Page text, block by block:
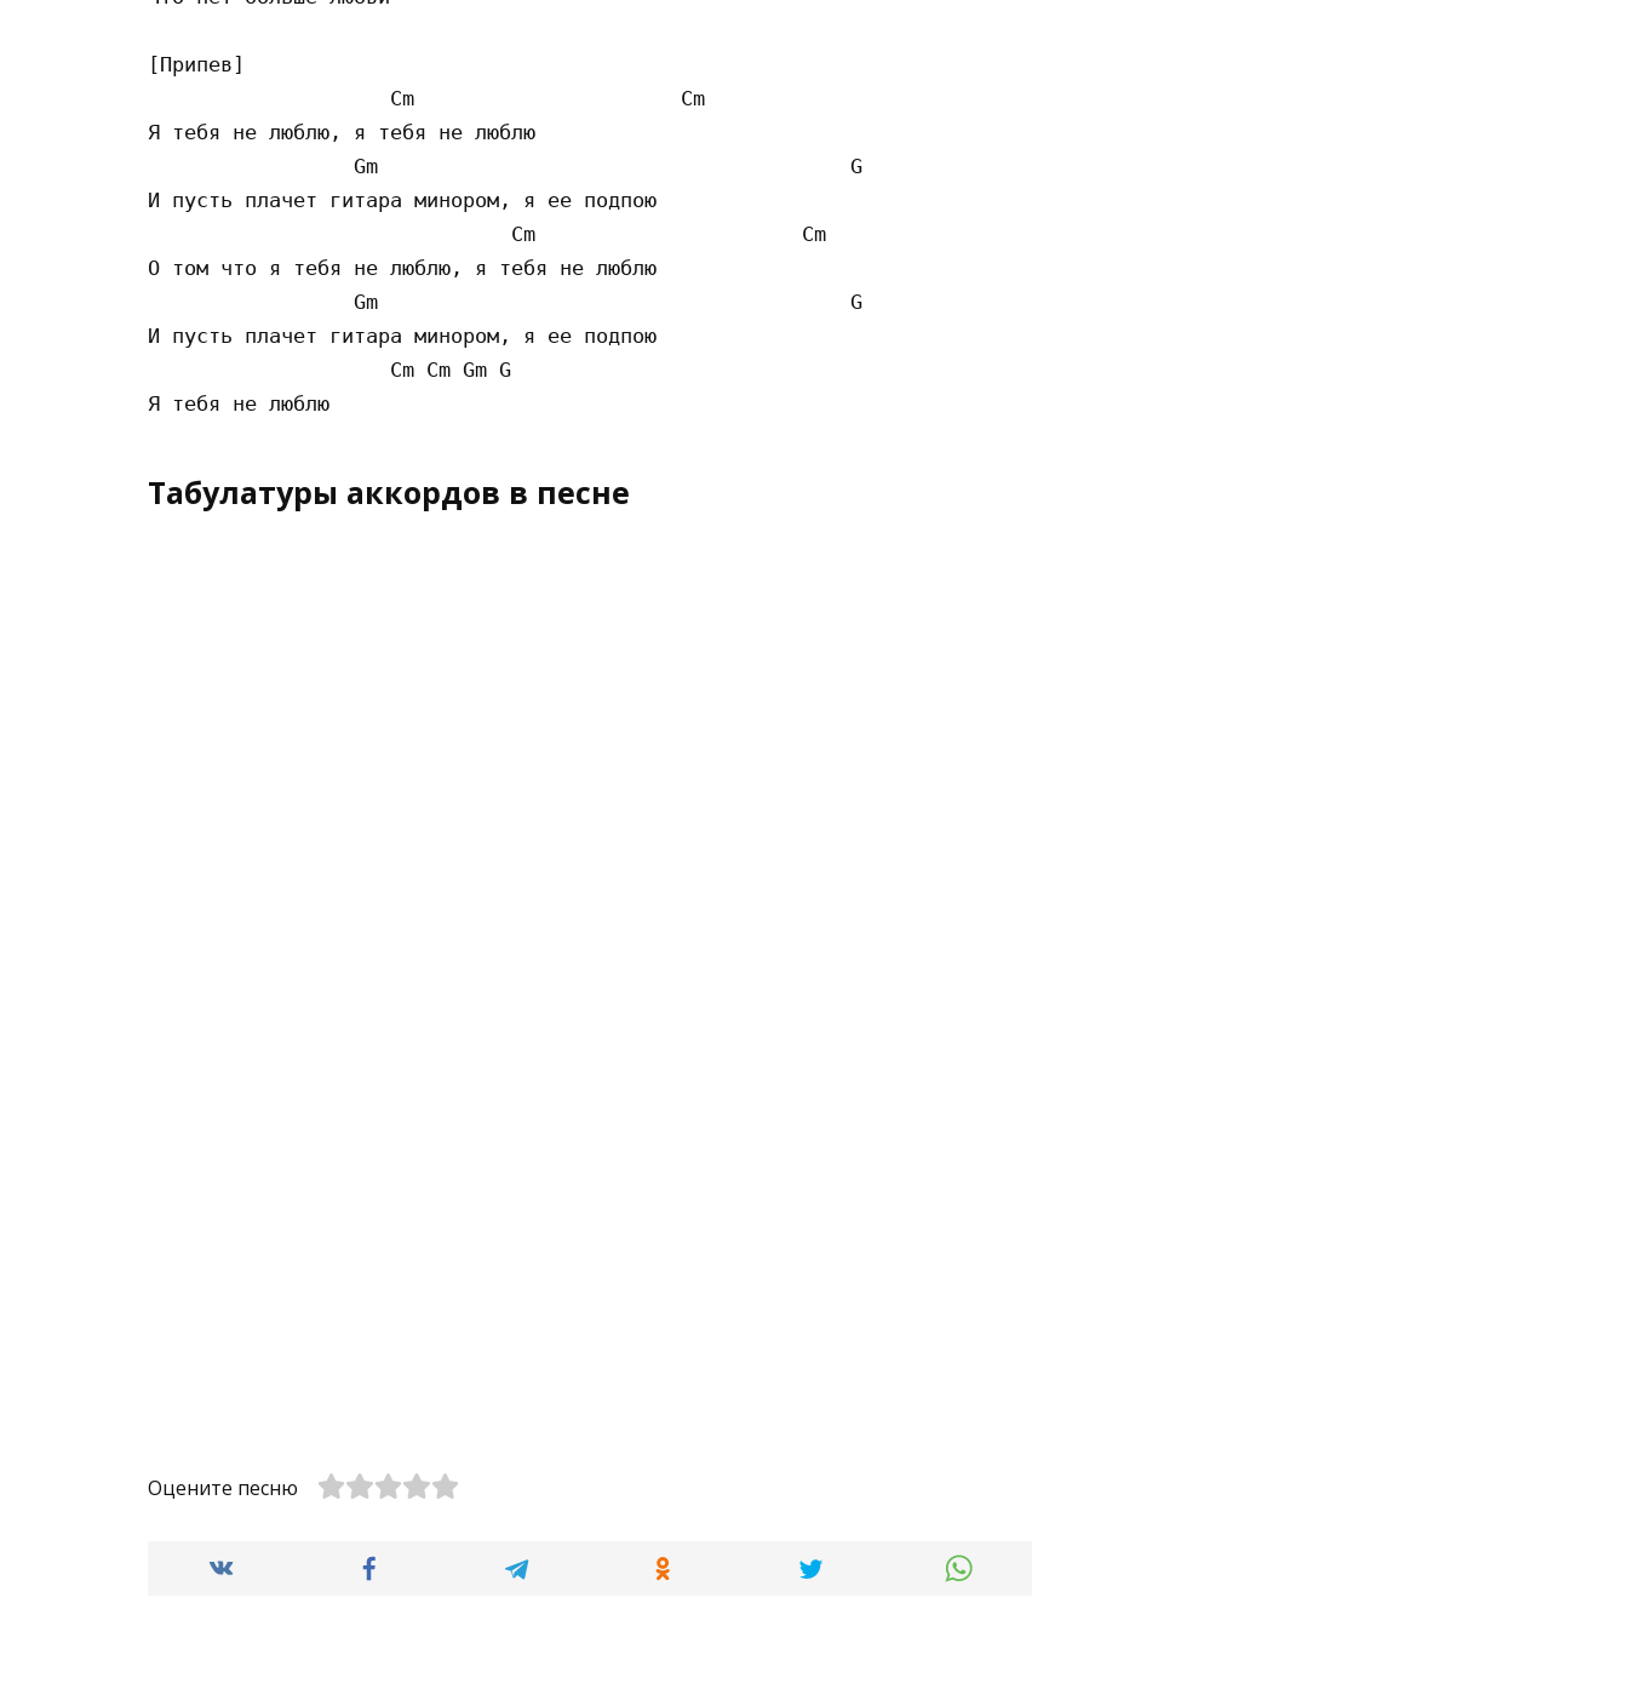
[Припев]
                    Cm                      Cm
Я тебя не люблю, я тебя не люблю
                 Gm                                       G
И пусть плачет гитара минором, я ее подпою
                              Cm                      Cm
О том что я тебя не люблю, я тебя не люблю
                 Gm                                       G
И пусть плачет гитара минором, я ее подпою
                    Cm Cm Gm G
Табулатуры аккордов в песне
Оцените песню